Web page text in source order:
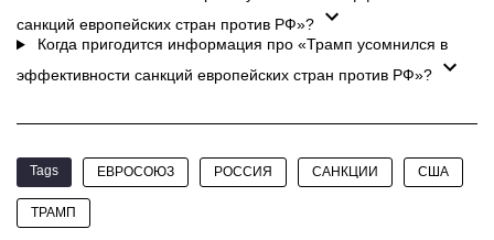
санкций европейских стран против РФ»?
Когда пригодится информация про «Трамп усомнился в
эффективности санкций европейских стран против РФ»?
Tags ЕВРОСОЮЗ РОССИЯ САНКЦИИ США
ТРАМП